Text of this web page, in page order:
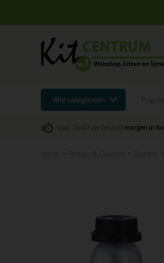
Alle categorieën
Voor 16:00 uur besteldmorgen in